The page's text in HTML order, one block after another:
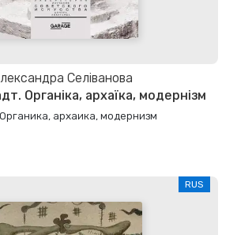
Селіванова
Органіка, архаїка, модернізм
архаика, модернизм
RUS